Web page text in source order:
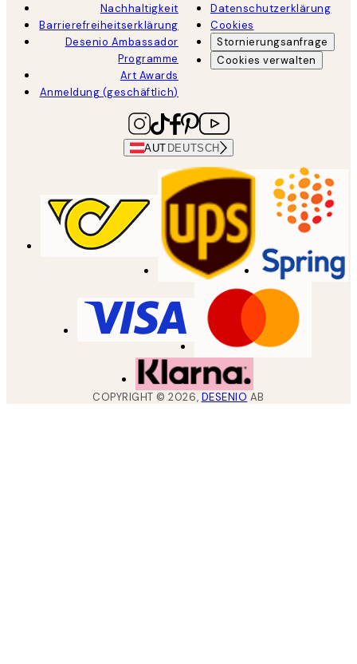
Nachhaltigkeit
Barrierefreiheitserklärung
Desenio Ambassador
Programme
Art Awards
Anmeldung (geschäftlich)
Datenschutzerklärung
Cookies
Stornierungsanfrage
Cookies verwalten
AUT DEUTSCH
COPYRIGHT ©2026, DESENIO AB